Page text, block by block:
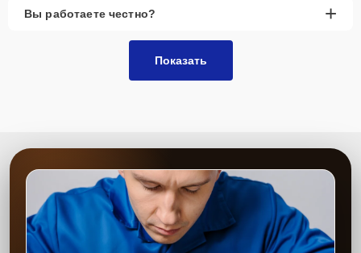
Вы работаете честно? +
Показать